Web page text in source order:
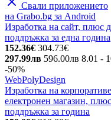
Свали приложението
на Grabo.bg за Android
Изработка на сайт, плюс
поддръжка за една година
152.36€ 304.73€
297.99лв 596.00лв 8.01 -
-50%
WebPolyDesign
Изработка на
електронен магазин,
поддръжка за година